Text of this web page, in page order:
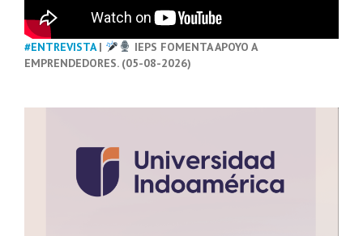
#ENTREVISTA|
IEPS FOMENTA APOYO A
EMPRENDEDORES. (05-08-2026)